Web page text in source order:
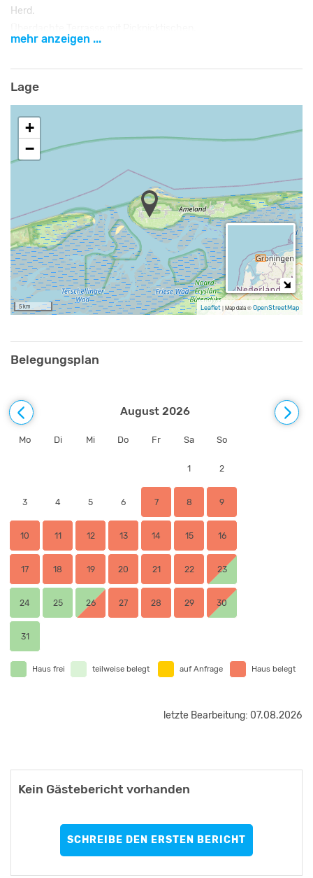
Herd.
Großes Spielfeld mit Sport- und Spielmöglichkeiten.
Exklusive Nutzung für eine Gruppe.
Die Unterkunft liegt auf der wunderschönen Nordseeinsel Ameland,
der Nähe von Ballum. Hier genießen Sie Ruhe, Natur und die
Inselatmosphäre. Der breite Nordseestrand, die Dünen und das
Wattenmeer bieten ideale Möglichkeiten zum Wandern, Radfahren,
Strandspaziergängen und Wassersport. In der Umgebung können
Gäste außerdem das Inselleben entdecken, gemütliche Dörfer
besuchen oder einen Blick auf das Bauernhofleben mit Kühen,
Pferden und anderen Tieren werfen
Zusätzliche Angaben
https://www.gruppenurlaub-
mehr anzeigen ...
Lage
+
−
5 km Leaflet|Map data ©OpenStreetMap
Belegungsplan
August 2026
Mo Di Mi Do Fr Sa So
1 2
3 4 5 6 7 8 9
10 11 12 13 14 15 16
17 18 19 20 21 22 23
24 25 26 27 28 29 30
31
Haus frei teilweise belegt auf Anfrage Haus belegt
letzte Bearbeitung: 07.08.2026
Kein Gästebericht vorhanden
SCHREIBE DEN ERSTEN BERICHT